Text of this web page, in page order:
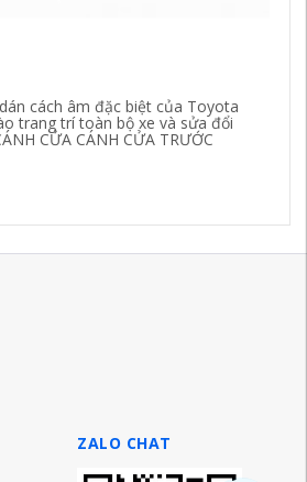
cách âm đặc biệt của Toyota
trang trí toàn bộ xe và sửa đổi
CỬA CÁNH CỬA TRƯỚC
ZALO CHAT